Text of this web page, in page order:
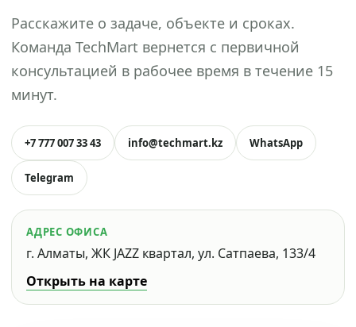
Расскажите о задаче, объекте и сроках.
Команда TechMart вернется с первичной
консультацией в рабочее время в течение 15
минут.
+7 777 007 33 43 info@techmart.kz WhatsApp
Telegram
АДРЕС ОФИСА
г. Алматы, ЖК JAZZ квартал, ул. Сатпаева, 133/4
Открыть на карте